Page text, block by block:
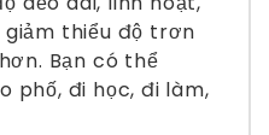
thiểu độ trơn
Bạn có thể
phố, đi học, đi làm,